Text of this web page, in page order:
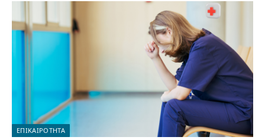
ΕΠΙΚΑΙΡΟΤΗΤΑ